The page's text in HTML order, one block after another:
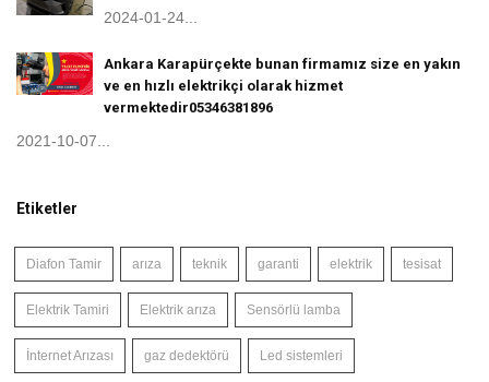
2024-01-24...
Ankara Karapürçekte bunan firmamız size en yakın
ve en hızlı elektrikçi olarak hizmet
vermektedir05346381896
2021-10-07...
Etiketler
Diafon Tamir arıza teknik garanti elektrik tesisat
Elektrik Tamiri Elektrik arıza Sensörlü lamba
İnternet Arızası gaz dedektörü Led sistemleri